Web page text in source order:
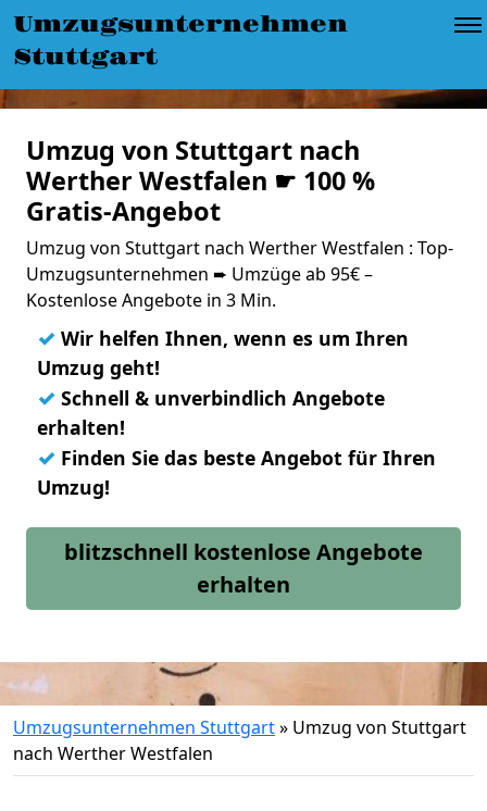
Umzugsunternehmen
Stuttgart
Umzug von Stuttgart nach
Werther Westfalen ☛ 100 %
Gratis-Angebot
Umzug von Stuttgart nach Werther Westfalen : Top-
Umzugsunternehmen ➨ Umzüge ab 95€ –
Kostenlose Angebote in 3 Min.
✓ Wir helfen Ihnen, wenn es um Ihren
Umzug geht!
✓ Schnell & unverbindlich Angebote
erhalten!
✓ Finden Sie das beste Angebot für Ihren
Umzug!
blitzschnell kostenlose Angebote
erhalten
Umzugsunternehmen Stuttgart» Umzug von Stuttgart
nach Werther Westfalen